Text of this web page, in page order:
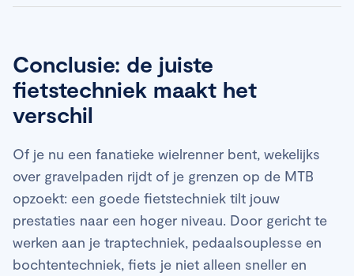
Consequentie is belangrijker dan grote pieken.
voeg daarna blokken met tempo- en
core-stabiliteit , voldoende slaap en goede
voeding . Regelmatige hersteldagen zijn essentieel
om overbelasting te voorkomen.
zwaardere dagen af met korte, rustige ritten of
complete rust. Signalen zoals aanhoudende
vermoeidheid, slechtere prestaties of pijntjes zijn
Conclusie: de juiste
fietstechniek maakt het
verschil
Of je nu een fanatieke wielrenner bent, wekelijks
over gravelpaden rijdt of je grenzen op de MTB
opzoekt: een goede fietstechniek tilt jouw
prestaties naar een hoger niveau. Door gericht te
werken aan je traptechniek, pedaalsouplesse en
bochtentechniek, fiets je niet alleen sneller en